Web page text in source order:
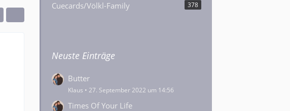
Cuecards/Völkl-Family 378
Neuste Einträge
Butter
Klaus 27. September 2022 um 14:56
Times Of Your Life